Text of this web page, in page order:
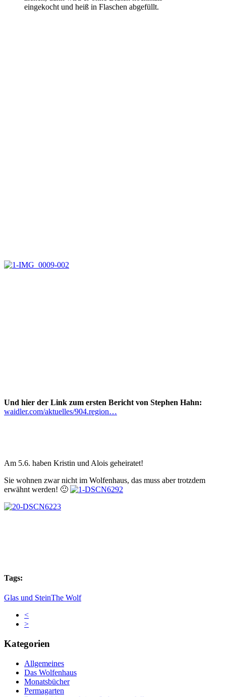
eingekocht und heiß in Flaschen abgefüllt.
Und hier der Link zum ersten Bericht von Stephen Hahn:
waidler.com/aktuelles/904.region…
Am 5.6. haben Kristin und Alois geheiratet!
Sie wohnen zwar nicht im Wolfenhaus, das muss aber trotzdem
erwähnt werden! 🙂
Tags:
Glas und SteinThe Wolf
<
>
Kategorien
Allgemeines
Das Wolfenhaus
Monatsbücher
Permagarten